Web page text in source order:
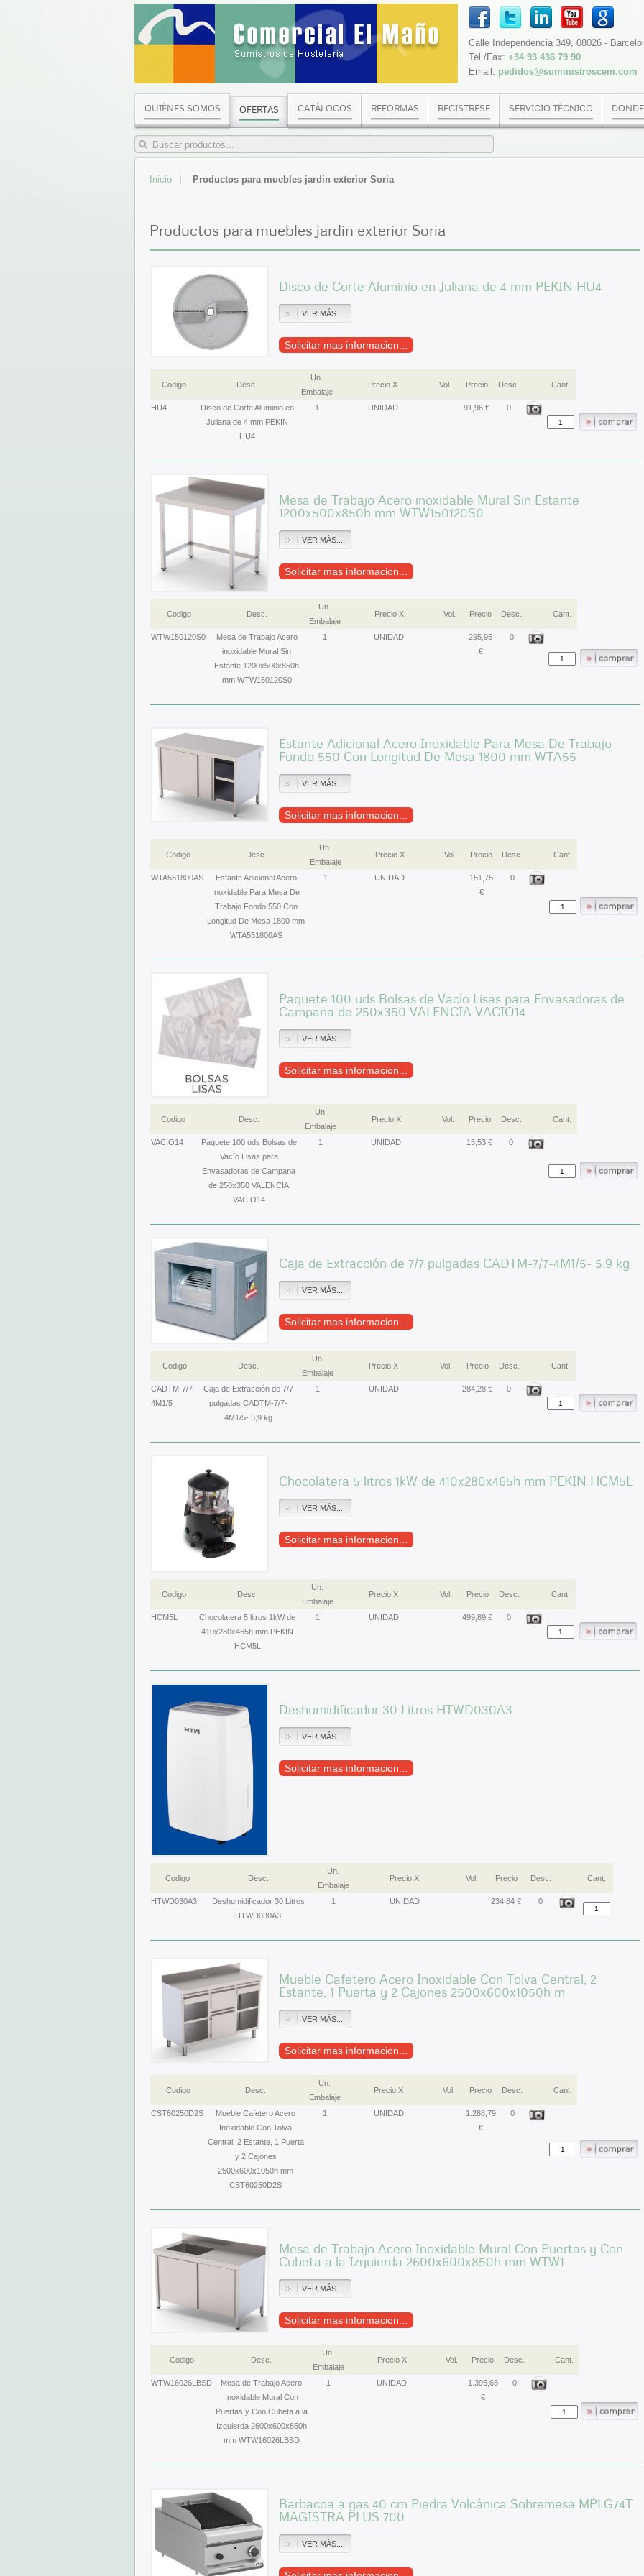
Calle Independencia 349, 08026 -
Tel./Fax: +34 93 436 79 90
Email: pedidos@suministroscem.com
QUIÉNES SOMOS OFERTAS CATÁLOGOS REFORMAS REGISTRESE SERVICIO TÉCNICO
Inicio Productos para muebles jardin exterior Soria
Productos para muebles jardin exterior Soria
Disco de Corte Aluminio en Juliana de 4 mm PEKIN HU4
VER MÁS...
Solicitar mas informacion...
Codigo Desc.
Un.
Embalaje
Precio X Vol. Precio Desc. Cant.
HU4
Disco de Corte Aluminio en
Juliana de 4 mm PEKIN
HU4
1 UNIDAD 91,96 € 0
Mesa de Trabajo Acero inoxidable Mural Sin Estante
1200x500x850h mm WTW150120S0
VER MÁS...
Solicitar mas informacion...
Codigo Desc.
Un.
Embalaje
Precio X Vol. Precio Desc. Cant.
WTW150120S0
Mesa de Trabajo Acero
inoxidable Mural Sin
Estante 1200x500x850h
mm WTW150120S0
1 UNIDAD
295,95
€
0
Estante Adicional Acero Inoxidable Para Mesa De Trabajo
Fondo 550 Con Longitud De Mesa 1800 mm WTA55
VER MÁS...
Solicitar mas informacion...
Codigo Desc.
Un.
Embalaje
Precio X Vol. Precio Desc. Cant.
WTA551800AS
Estante Adicional Acero
Inoxidable Para Mesa De
Trabajo Fondo 550 Con
Longitud De Mesa 1800 mm
WTA551800AS
1 UNIDAD
151,75
€
0
Paquete 100 uds Bolsas de Vacío Lisas para Envasadoras de
Campana de 250x350 VALENCIA VACIO14
VER MÁS...
Solicitar mas informacion...
Codigo Desc.
Un.
Embalaje
Precio X Vol. Precio Desc. Cant.
VACIO14
Paquete 100 uds Bolsas de
Vacío Lisas para
Envasadoras de Campana
de 250x350 VALENCIA
VACIO14
1 UNIDAD 15,53 € 0
Caja de Extracción de 7/7 pulgadas CADTM-7/7-4M1/5- 5,9 kg
VER MÁS...
Solicitar mas informacion...
Codigo Desc.
Un.
Embalaje
Precio X Vol. Precio Desc. Cant.
CADTM-7/7-
4M1/5
Caja de Extracción de 7/7
pulgadas CADTM-7/7-
4M1/5- 5,9 kg
1 UNIDAD 284,28 € 0
Chocolatera 5 litros 1kW de 410x280x465h mm PEKIN HCM5L
VER MÁS...
Solicitar mas informacion...
Codigo Desc.
Un.
Embalaje
Precio X Vol. Precio Desc. Cant.
HCM5L
Chocolatera 5 litros 1kW de
410x280x465h mm PEKIN
HCM5L
1 UNIDAD 499,89 € 0
Deshumidificador 30 Litros HTWD030A3
VER MÁS...
Solicitar mas informacion...
Codigo Desc.
Un.
Embalaje
Precio X Vol. Precio Desc. Cant.
HTWD030A3
Deshumidificador 30 Litros
HTWD030A3
1 UNIDAD 234,84 € 0
Mueble Cafetero Acero Inoxidable Con Tolva Central, 2
Estante, 1 Puerta y 2 Cajones 2500x600x1050h m
VER MÁS...
Solicitar mas informacion...
Codigo Desc.
Un.
Embalaje
Precio X Vol. Precio Desc. Cant.
CST60250D2S
Mueble Cafetero Acero
Inoxidable Con Tolva
Central, 2 Estante, 1 Puerta
y 2 Cajones
2500x600x1050h mm
CST60250D2S
1 UNIDAD
1.288,79
€
0
Mesa de Trabajo Acero Inoxidable Mural Con Puertas y Con
Cubeta a la Izquierda 2600x600x850h mm WTW1
VER MÁS...
Solicitar mas informacion...
Codigo Desc.
Un.
Embalaje
Precio X Vol. Precio Desc. Cant.
WTW16026LBSD
Mesa de Trabajo Acero
Inoxidable Mural Con
Puertas y Con Cubeta a la
Izquierda 2600x600x850h
mm WTW16026LBSD
1 UNIDAD
1.395,65
€
0
Barbacoa a gas 40 cm Piedra Volcánica Sobremesa MPLG74T
MAGISTRA PLUS 700
VER MÁS...